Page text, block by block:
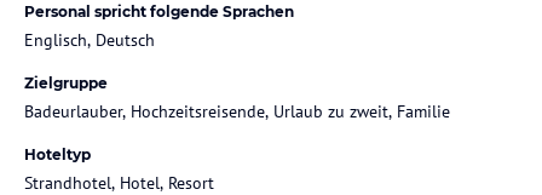
Personal spricht folgende Sprachen
Englisch, Deutsch
Zielgruppe
Badeurlauber, Hochzeitsreisende, Urlaub zu zweit, Familie
Hoteltyp
Strandhotel, Hotel, Resort